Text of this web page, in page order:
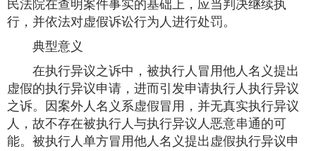
民法院在查明案件事实的基础上，应当判决继续执
行，并依法对虚假诉讼行为人进行处罚。
典型意义
在执行异议之诉中，被执行人冒用他人名义提出
虚假的执行异议申请，进而引发申请执行人执行异议
之诉。因案外人名义系虚假冒用，并无真实执行异议
人，故不存在被执行人与执行异议人恶意串通的可
能。被执行人单方冒用他人名义提出虚假执行异议申